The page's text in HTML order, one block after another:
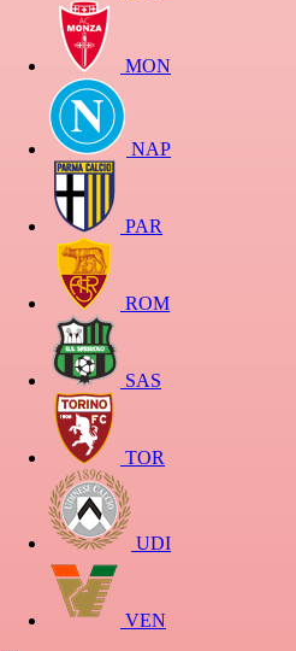
MON
NAP
PAR
ROM
SAS
TOR
UDI
VEN